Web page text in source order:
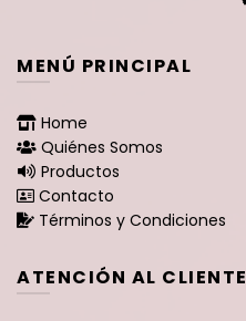
MENÚ PRINCIPAL
Home
Quiénes Somos
Productos
Contacto
Términos y Condiciones
ATENCIÓN AL CLIENTE